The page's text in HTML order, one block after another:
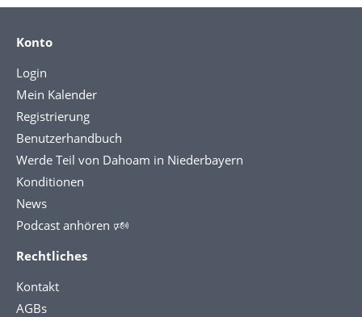
Konto
Login
Mein Kalender
Registrierung
Benutzerhandbuch
Werde Teil von Dahoam in Niederbayern
Konditionen
News
Podcast anhören 🕬
Rechtliches
Kontakt
AGBs